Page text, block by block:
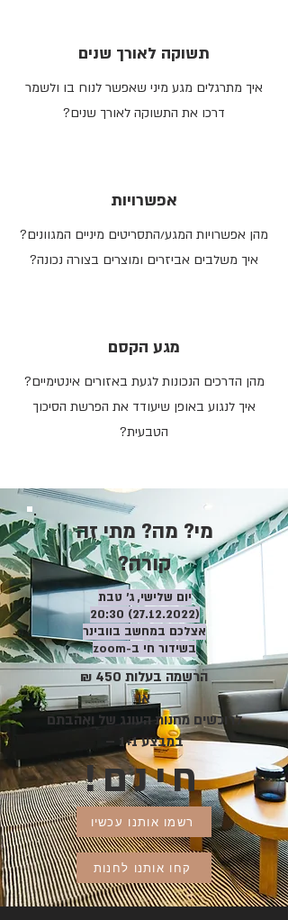
תשוקה לאורך שנים
איך מתרגלים מגע מיני שאפשר לנוח בו ולשמר
דרכו את התשוקה לאורך שנים?
אפשרויות
מהן אפשרויות המגע/התסריטים מיניים המגוונים?
איך משלבים אביזרים ומוצרים בצורה נכונה?
מגע הקסם
מהן הדרכים הנכונות לגעת באזורים אינטימיים?
איך לנגוע באופן שיעודד את הפרשת הסיכוך
הטבעית?
מי? מה? מתי זה
קורה?
יום שלישי, ג' טבת
(27.12.2022) 20
:30
אצלכם במחשב בוובינר
בשידור חי ב-zoom
הרשמה בעלות 450 ₪
או
לרוכשים מחנות העונג של ואהבתם
במבצע 1+1 –
חינם!
רשמו אותנו עכשיו
קחו אותנו לחנות